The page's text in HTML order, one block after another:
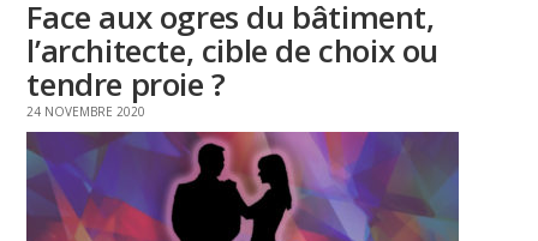
Face aux ogres du bâtiment,
l’architecte, cible de choix ou
tendre proie ?
24 NOVEMBRE 2020